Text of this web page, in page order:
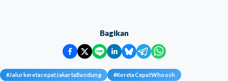
Bagikan
#JalurkeretacepatJakartaBandung #KeretaCepatWhoosh